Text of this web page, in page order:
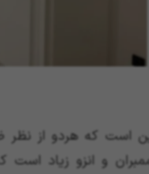
است که هردو از
و انزو زیاد